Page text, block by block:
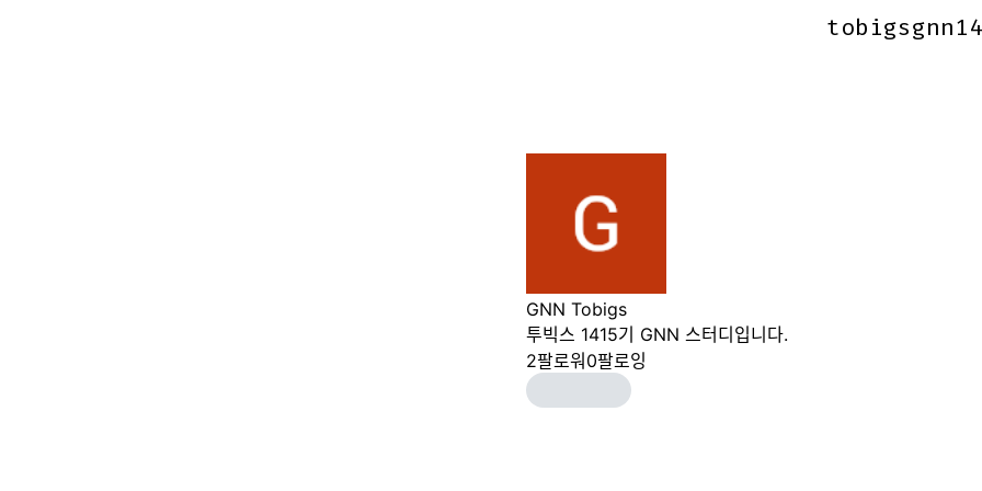
GNN Tobigs
투빅스 1415기 GNN 스터디입니다.
2팔로워 0팔로잉